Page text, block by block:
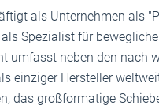
als Unternehmen als
Spezialist für
umfasst neben den nach
einziger Hersteller
das großformatige